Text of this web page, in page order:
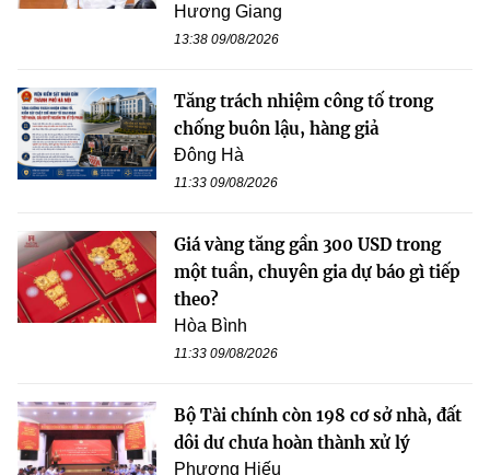
Hương Giang
13:38 09/08/2026
Tăng trách nhiệm công tố trong
chống buôn lậu, hàng giả
Đông Hà
11:33 09/08/2026
Giá vàng tăng gần 300 USD trong
một tuần, chuyên gia dự báo gì tiếp
theo?
Hòa Bình
11:33 09/08/2026
Bộ Tài chính còn 198 cơ sở nhà, đất
dôi dư chưa hoàn thành xử lý
Phương Hiếu